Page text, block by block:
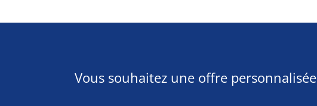
Vous souhaitez une offre personnalisée